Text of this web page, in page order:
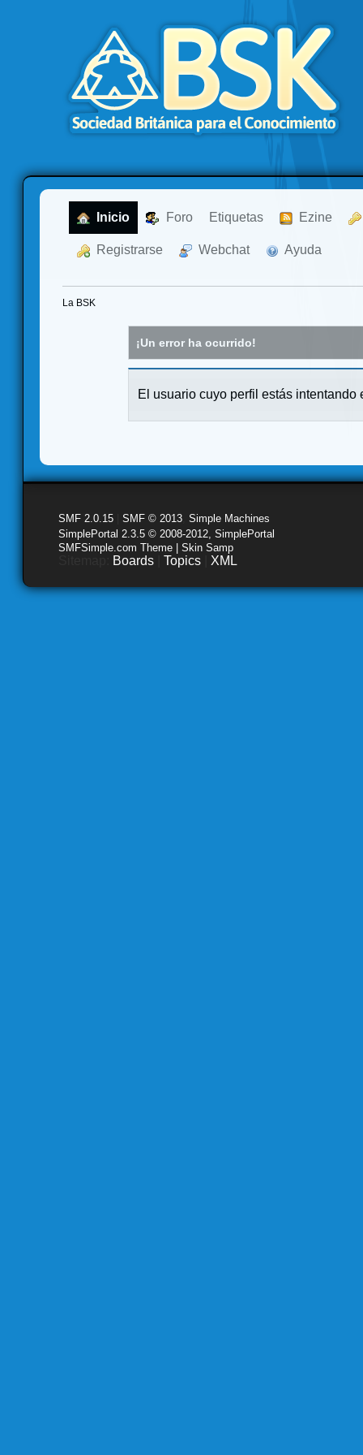
Inicio Foro Etiquetas Ezine
Registrarse Webchat Ayuda
La BSK
¡Un error ha ocurrido!
El usuario cuyo perfil estás intentando
SMF 2.0.15 SMF © 2013 Simple Machines
SimplePortal 2.3.5 © 2008-2012, SimplePortal
SMFSimple.com Theme | Skin Samp
Boards Topics XML